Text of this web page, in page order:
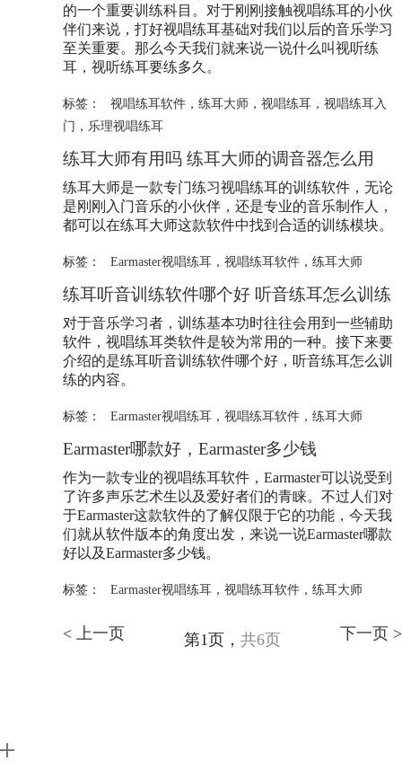
的一个重要训练科目。对于刚刚接触视唱练耳的小伙
伴们来说，打好视唱练耳基础对我们以后的音乐学习
至关重要。那么今天我们就来说一说什么叫视听练
耳，视听练耳要练多久。
标签： 视唱练耳软件， 练耳大师， 视唱练耳， 视唱练耳入
门 ， 乐理视唱练耳
练耳大师有用吗 练耳大师的调音器怎么用
练耳大师是一款专门练习视唱练耳的训练软件，无论
是刚刚入门音乐的小伙伴，还是专业的音乐制作人，
都可以在练耳大师这款软件中找到合适的训练模块。
标签： Earmaster视唱练耳， 视唱练耳软件， 练耳大师
练耳听音训练软件哪个好 听音练耳怎么训练
对于音乐学习者，训练基本功时往往会用到一些辅助
软件，视唱练耳类软件是较为常用的一种。接下来要
介绍的是练耳听音训练软件哪个好，听音练耳怎么训
练的内容。
标签： Earmaster视唱练耳， 视唱练耳软件， 练耳大师
Earmaster哪款好，Earmaster多少钱
作为一款专业的视唱练耳软件，Earmaster可以说受到
了许多声乐艺术生以及爱好者们的青睐。不过人们对
于Earmaster这款软件的了解仅限于它的功能，今天我
们就从软件版本的角度出发，来说一说Earmaster哪款
好以及Earmaster多少钱。
标签： Earmaster视唱练耳， 视唱练耳软件， 练耳大师
< 上一页 第1页， 共6页 下一页 >